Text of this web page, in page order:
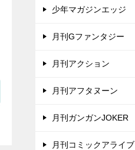
少年マガジンエッジ
月刊Gファンタジー
月刊アクション
月刊アフタヌーン
月刊ガンガンJOKER
月刊コミックアライブ